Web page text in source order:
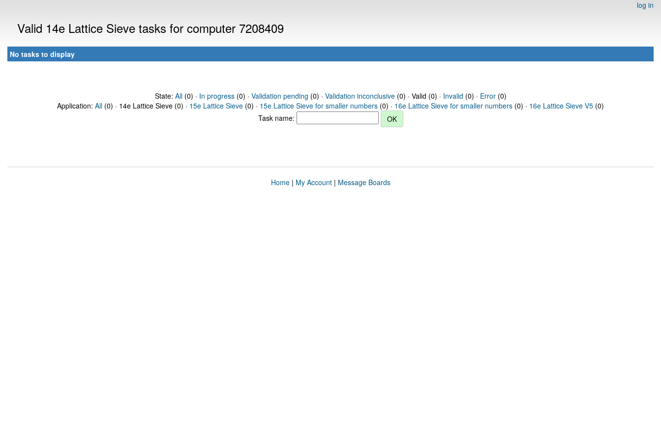
log in
Valid 14e Lattice Sieve tasks for computer 7208409
No tasks to display
State: All(0) · In progress(0) · Validation pending (0) · Validation inconclusive(0) · Valid (0) · Invalid (0) · Error(0)
Application: All (0) · 14e Lattice Sieve (0) · 15e Lattice Sieve (0) · 15e Lattice Sieve for smaller numbers (0) · 16e Lattice Sieve for smaller numbers (0) · 16e Lattice Sieve V5 (0)
Task name:
Home| My Account| Message Boards